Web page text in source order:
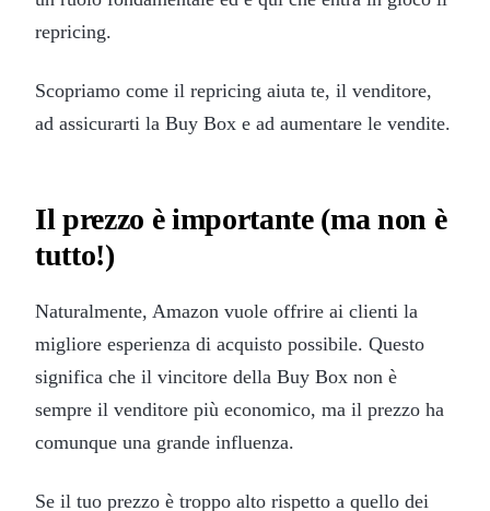
repricing.
Scopriamo come il repricing aiuta te, il venditore,
ad assicurarti la Buy Box e ad aumentare le vendite.
Il prezzo è importante (ma non è
tutto!)
Naturalmente, Amazon vuole offrire ai clienti la
migliore esperienza di acquisto possibile. Questo
significa che il vincitore della Buy Box non è
sempre il venditore più economico, ma il prezzo ha
comunque una grande influenza.
Se il tuo prezzo è troppo alto rispetto a quello dei